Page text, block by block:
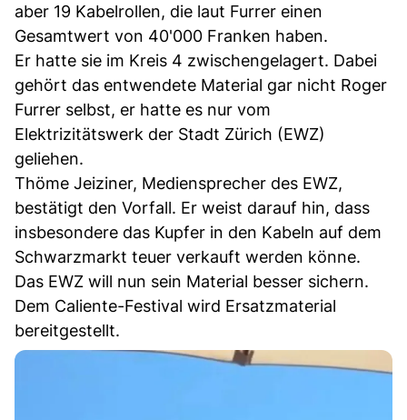
aber 19 Kabelrollen, die laut Furrer einen
Gesamtwert von 40'000 Franken haben.
Er hatte sie im Kreis 4 zwischengelagert. Dabei
gehört das entwendete Material gar nicht Roger
Furrer selbst, er hatte es nur vom
Elektrizitätswerk der Stadt Zürich (EWZ)
geliehen.
Thöme Jeiziner, Mediensprecher des EWZ,
bestätigt den Vorfall. Er weist darauf hin, dass
insbesondere das Kupfer in den Kabeln auf dem
Schwarzmarkt teuer verkauft werden könne.
Das EWZ will nun sein Material besser sichern.
Dem Caliente-Festival wird Ersatzmaterial
bereitgestellt.